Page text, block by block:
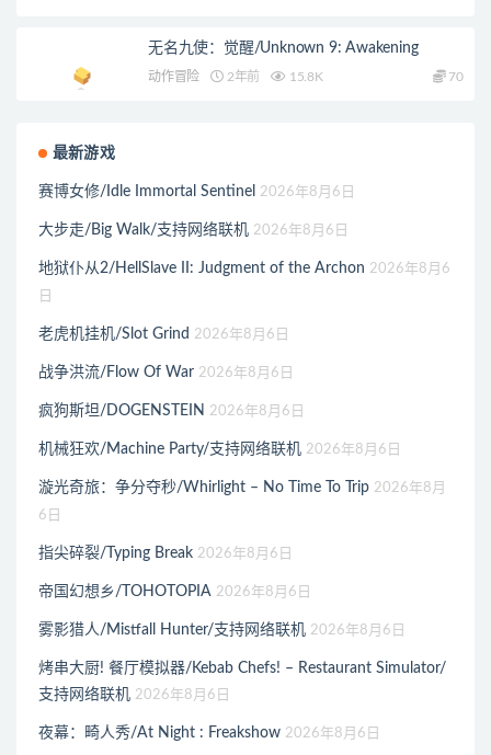
无名九使：觉醒/Unknown 9: Awakening
动作冒险 2年前 15.8K 70
最新游戏
赛博女修/Idle Immortal Sentinel 2026年8月6日
大步走/Big Walk/支持网络联机 2026年8月6日
地狱仆从2/HellSlave II: Judgment of the Archon 2026年8月6
日
老虎机挂机/Slot Grind 2026年8月6日
战争洪流/Flow Of War 2026年8月6日
疯狗斯坦/DOGENSTEIN 2026年8月6日
机械狂欢/Machine Party/支持网络联机 2026年8月6日
漩光奇旅：争分夺秒/Whirlight – No Time To Trip 2026年8月
6日
指尖碎裂/Typing Break 2026年8月6日
帝国幻想乡/TOHOTOPIA 2026年8月6日
雾影猎人/Mistfall Hunter/支持网络联机 2026年8月6日
烤串大厨! 餐厅模拟器/Kebab Chefs! – Restaurant Simulator/
支持网络联机 2026年8月6日
夜幕：畸人秀/At Night : Freakshow 2026年8月6日